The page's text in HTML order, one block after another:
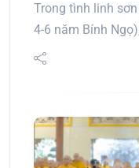
Trong tình linh
4-6 năm Bính